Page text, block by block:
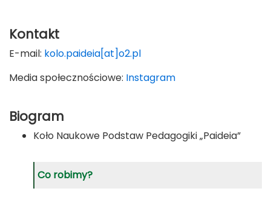
Kontakt
E-mail: kolo.paideia[at]o2.pl
Media społecznościowe: Instagram
Biogram
Koło Naukowe Podstaw Pedagogiki „Paideia”
Co robimy?